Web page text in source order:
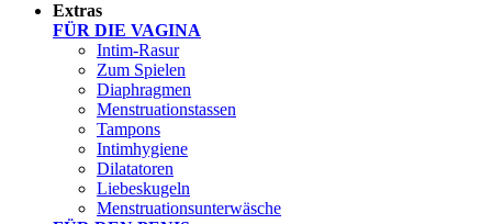
Extras
FÜR DIE VAGINA
Intim-Rasur
Zum Spielen
Diaphragmen
Menstruationstassen
Tampons
Intimhygiene
Dilatatoren
Liebeskugeln
Menstruationsunterwäsche